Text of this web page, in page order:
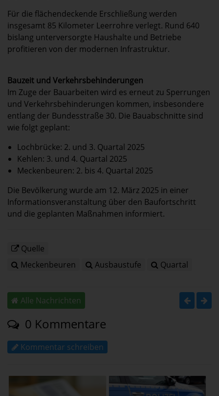
Für die flächendeckende Erschließung werden
insgesamt 85 Kilometer Leerrohre verlegt. Rund 640
bislang unterversorgte Haushalte und Betriebe
profitieren von der modernen Infrastruktur.
Bauzeit und Verkehrsbehinderungen
Im Zuge der Bauarbeiten wird es erneut zu Sperrungen
und Verkehrsbehinderungen kommen, insbesondere
entlang der Bundesstraße 30. Die Bauabschnitte sind
wie folgt geplant:
Lochbrücke: 2. und 3. Quartal 2025
Kehlen: 3. und 4. Quartal 2025
Meckenbeuren: 2. bis 4. Quartal 2025
Die Bevölkerung wurde am 12. März 2025 in einer
Informationsveranstaltung über den Baufortschritt
und die geplanten Maßnahmen informiert.
Quelle
Meckenbeuren
Ausbaustufe Quartal
Alle Nachrichten
0 Kommentare
Kommentar schreiben